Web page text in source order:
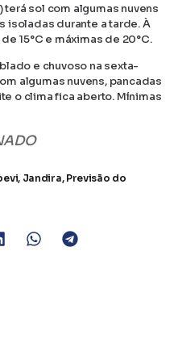
terá sol com algumas nuvens
isoladas durante a tarde. À
15°C e máximas de 20°C.
e chuvoso na sexta-
algumas nuvens, pancadas
o clima fica aberto. Mínimas
, Jandira, Previsão do